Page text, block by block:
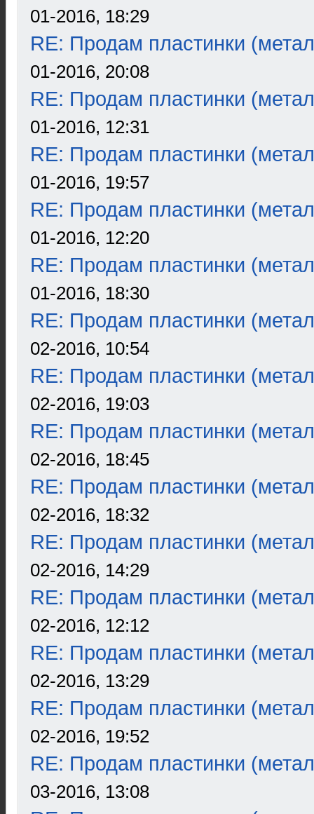
01-2016, 18:29
RE: Продам пластинки
01-2016, 20:08
RE: Продам пластинки
01-2016, 12:31
RE: Продам пластинки
01-2016, 19:57
RE: Продам пластинки
01-2016, 12:20
RE: Продам пластинки
01-2016, 18:30
RE: Продам пластинки
02-2016, 10:54
RE: Продам пластинки
02-2016, 19:03
RE: Продам пластинки
02-2016, 18:45
RE: Продам пластинки
02-2016, 18:32
RE: Продам пластинки
02-2016, 14:29
RE: Продам пластинки
02-2016, 12:12
RE: Продам пластинки
02-2016, 13:29
RE: Продам пластинки
02-2016, 19:52
RE: Продам пластинки
03-2016, 13:08